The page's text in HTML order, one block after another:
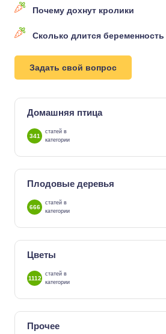
Почему дохнут кролики
Сколько длится
Задать свой вопрос
Домашняя птица
341
статей в
категории
Плодовые деревья
666
статей в
категории
Цветы
1112
статей в
категории
Прочее